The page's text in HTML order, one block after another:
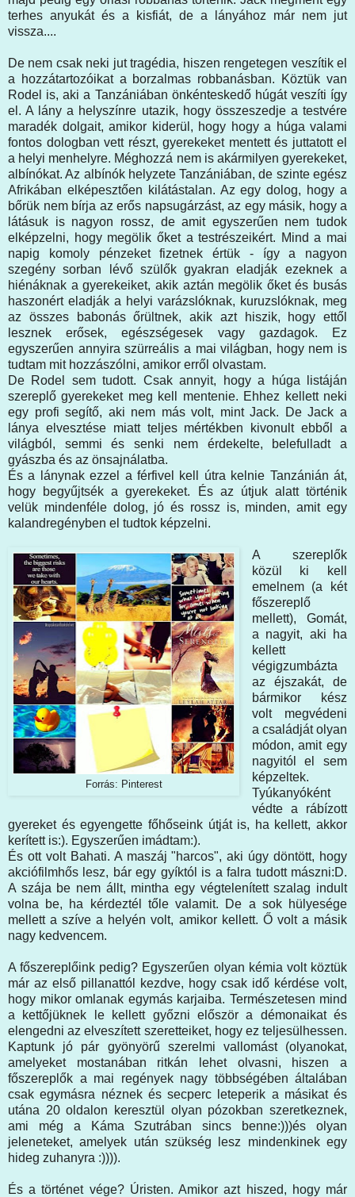
terhes anyukát és a kisfiát, de a lányához már nem jut
vissza....
De nem csak neki jut tragédia, hiszen rengetegen veszítik el
a hozzátartozóikat a borzalmas robbanásban. Köztük van
Rodel is, aki a Tanzániában önkénteskedő húgát veszíti így
el. A lány a helyszínre utazik, hogy összeszedje a testvére
maradék dolgait, amikor kiderül, hogy hogy a húga valami
fontos dologban vett részt, gyerekeket mentett és juttatott el
a helyi menhelyre. Méghozzá nem is akármilyen gyerekeket,
albínókat. Az albínók helyzete Tanzániában, de szinte egész
Afrikában elképesztően kilátástalan. Az egy dolog, hogy a
bőrük nem bírja az erős napsugárzást, az egy másik, hogy a
látásuk is nagyon rossz, de amit egyszerűen nem tudok
elképzelni, hogy megölik őket a testrészeikért. Mind a mai
napig komoly pénzeket fizetnek értük - így a nagyon
szegény sorban lévő szülők gyakran eladják ezeknek a
hiénáknak a gyerekeiket, akik aztán megölik őket és busás
haszonért eladják a helyi varázslóknak, kuruzslóknak, meg
az összes babonás őrültnek, akik azt hiszik, hogy ettől
lesznek erősek, egészségesek vagy gazdagok. Ez
egyszerűen annyira szürreális a mai világban, hogy nem is
tudtam mit hozzászólni, amikor erről olvastam.
De Rodel sem tudott. Csak annyit, hogy a húga listáján
szereplő gyerekeket meg kell mentenie. Ehhez kellett neki
egy profi segítő, aki nem más volt, mint Jack. De Jack a
lánya elvesztése miatt teljes mértékben kivonult ebből a
világból, semmi és senki nem érdekelte, belefulladt a
gyászba és az önsajnálatba.
És a lánynak ezzel a férfivel kell útra kelnie Tanzánián át,
hogy begyűjtsék a gyerekeket. És az útjuk alatt történik
velük mindenféle dolog, jó és rossz is, minden, amit egy
kalandregényben el tudtok képzelni.
Forrás: Pinterest
A szereplők
közül ki kell
emelnem (a két
főszereplő
mellett), Gomát,
a nagyit, aki ha
kellett
végigzumbázta
az éjszakát, de
bármikor kész
volt megvédeni
a családját olyan
módon, amit egy
nagyitól el sem
képzeltek.
Tyúkanyóként
védte a rábízott
gyereket és egyengette főhőseink útját is, ha kellett, akkor
kerített is:). Egyszerűen imádtam:).
És ott volt Bahati. A maszáj "harcos", aki úgy döntött, hogy
akciófilmhős lesz, bár egy gyíktól is a falra tudott mászni:D.
A szája be nem állt, mintha egy végtelenített szalag indult
volna be, ha kérdeztél tőle valamit. De a sok hülyesége
mellett a szíve a helyén volt, amikor kellett. Ő volt a másik
nagy kedvencem.
A főszereplőink pedig? Egyszerűen olyan kémia volt köztük
már az első pillanattól kezdve, hogy csak idő kérdése volt,
hogy mikor omlanak egymás karjaiba. Természetesen mind
a kettőjüknek le kellett győzni először a démonaikat és
elengedni az elveszített szeretteiket, hogy ez teljesülhessen.
Kaptunk jó pár gyönyörű szerelmi vallomást (olyanokat,
amelyeket mostanában ritkán lehet olvasni, hiszen a
főszereplők a mai regények nagy többségében általában
csak egymásra néznek és secperc leteperik a másikat és
utána 20 oldalon keresztül olyan pózokban szeretkeznek,
ami még a Káma Szutrában sincs benne:)))és olyan
jeleneteket, amelyek után szükség lesz mindenkinek egy
hideg zuhanyra :)))).
És a történet vége? Úristen. Amikor azt hiszed, hogy már